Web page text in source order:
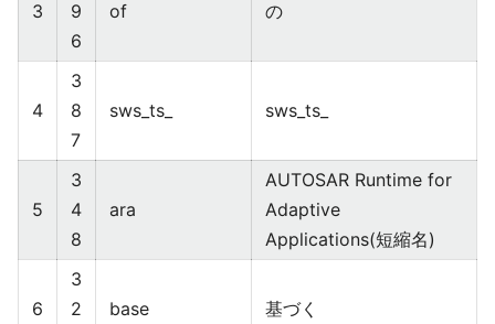
3
9
6
of の
4
3
8
7
sws_ts_ sws_ts_
5
3
4
8
ara
AUTOSAR Runtime for
Adaptive
Applications(短縮名)
6
3
2
base 基づく